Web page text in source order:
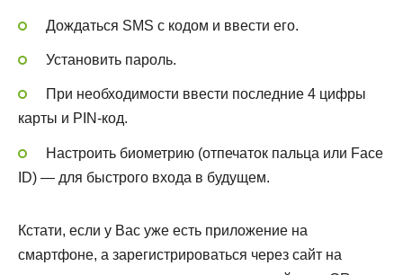
Дождаться SMS с кодом и ввести его.
Установить пароль.
При необходимости ввести последние 4 цифры
карты и PIN-код.
Настроить биометрию (отпечаток пальца или Face
ID) — для быстрого входа в будущем.
Кстати, если у Вас уже есть приложение на
смартфоне, а зарегистрироваться через сайт на